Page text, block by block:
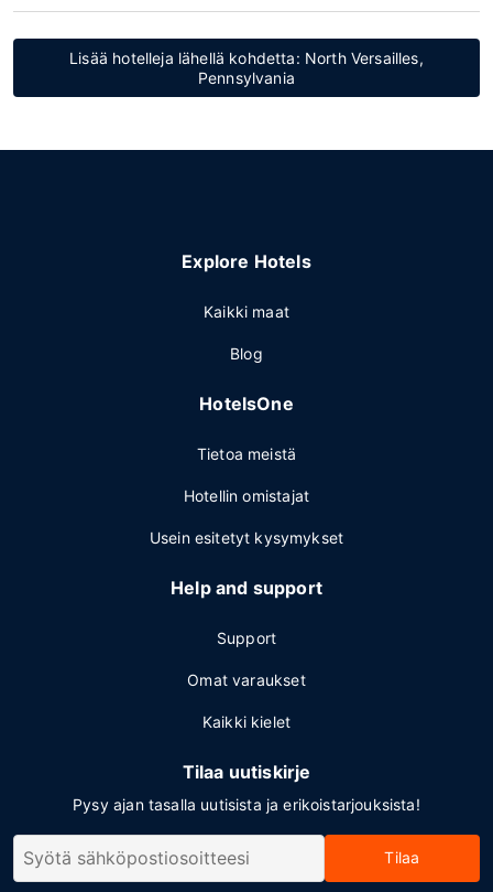
Lisää hotelleja lähellä kohdetta: North Versailles,
Pennsylvania
Explore Hotels
Kaikki maat
Blog
HotelsOne
Tietoa meistä
Hotellin omistajat
Usein esitetyt kysymykset
Help and support
Support
Omat varaukset
Kaikki kielet
Tilaa uutiskirje
Pysy ajan tasalla uutisista ja erikoistarjouksista!
Tilaa